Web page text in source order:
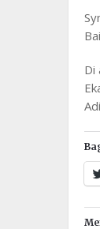
Di